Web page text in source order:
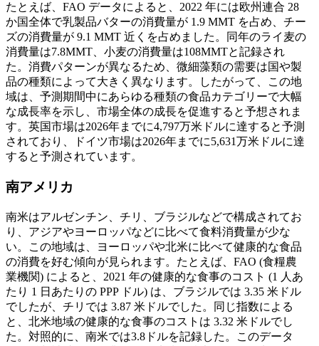
たとえば、FAO データによると、2022 年には欧州連合 28
か国全体で乳製品バターの消費量が 1.9 MMT を占め、チー
ズの消費量が 9.1 MMT 近くを占めました。同年のライ麦の
消費量は7.8MMT、小麦の消費量は108MMTと記録され
た。消費パターンが異なるため、微細藻類の需要は国や製
品の種類によって大きく異なります。したがって、この地
域は、予測期間中にあらゆる種類の食品カテゴリーで大幅
な成長率を示し、市場全体の成長を促進すると予想されま
す。英国市場は2026年までに4,797万米ドルに達すると予測
されており、ドイツ市場は2026年までに5,631万米ドルに達
すると予測されています。
南アメリカ
南米はアルゼンチン、チリ、ブラジルなどで構成されてお
り、アジアやヨーロッパなどに比べて食料消費量が少な
い。この地域は、ヨーロッパや北米に比べて健康的な食品
の消費を好む傾向が見られます。たとえば、FAO (食糧農
業機関) によると、2021 年の健康的な食事のコスト (1 人あ
たり 1 日あたりの PPP ドル) は、ブラジルでは 3.35 米ドル
でしたが、チリでは 3.87 米ドルでした。同じ指数による
と、北米地域の健康的な食事のコストは 3.32 米ドルでし
た。対照的に、南米では3.8ドルを記録した。このデータ